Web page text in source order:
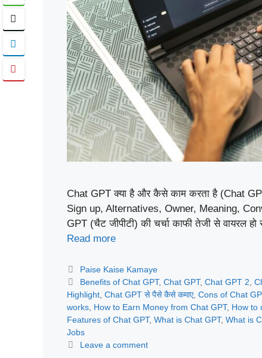
Chat GPT क्या है और कैसे काम करता है (Chat
Sign up, Alternatives, Owner, Meaning,
GPT (चैट जीपीटी) की चर्चा काफी तेजी से वायरल
Read more
Categories
Paise Kaise Kamaye
Tags
Benefits of Chat GPT, Chat GPT, Chat GPT 2
Highlight Chat GPT से पैसे कैसे कमाए, Cons of Chat
works How to Earn Money from Chat GPT, How to
Features of Chat GPT, What is Chat GPT, What is
Jobs
Leave a comment